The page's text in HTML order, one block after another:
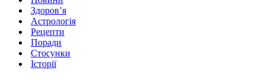
Здоров’я
Астрологія
Рецепти
Поради
Стосунки
Історії